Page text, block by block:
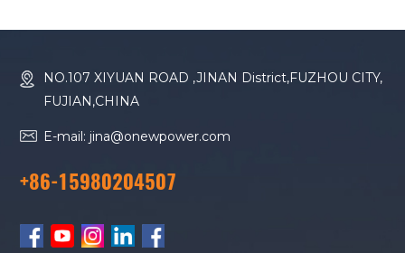
NO.107 XIYUAN ROAD ,JINAN District,FUZHOU CITY,
FUJIAN,CHINA
E-mail: jina@onewpower.com
+86-15980204507